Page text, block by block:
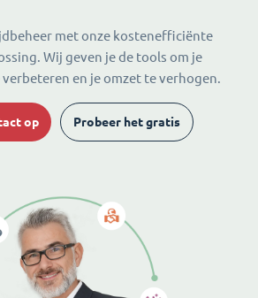
met onze kostenefficiënte
Wij geven je de tools om je
en je omzet te verhogen.
op Probeer het gratis